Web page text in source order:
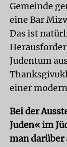
Gemeinde
eine Bar
Das ist
Judentum
einer
Bei der
Juden« im
man